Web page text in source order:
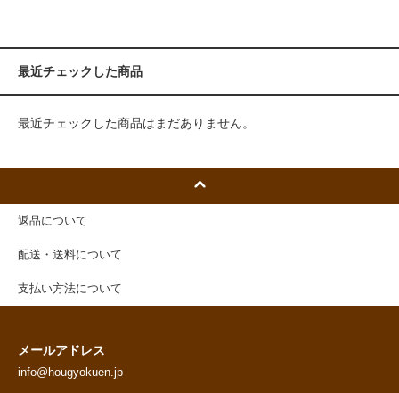
最近チェックした商品
最近チェックした商品はまだありません。
返品について
配送・送料について
支払い方法について
メールアドレス
info@hougyokuen.jp